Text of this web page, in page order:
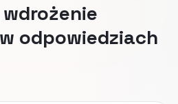
odpowiedziach